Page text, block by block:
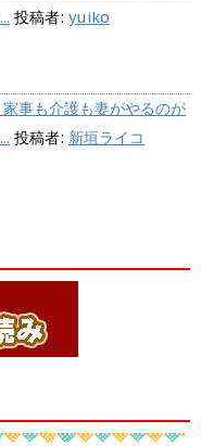
投稿者: yuiko
家事も介護も妻がやるのが
投稿者: 新垣ライコ